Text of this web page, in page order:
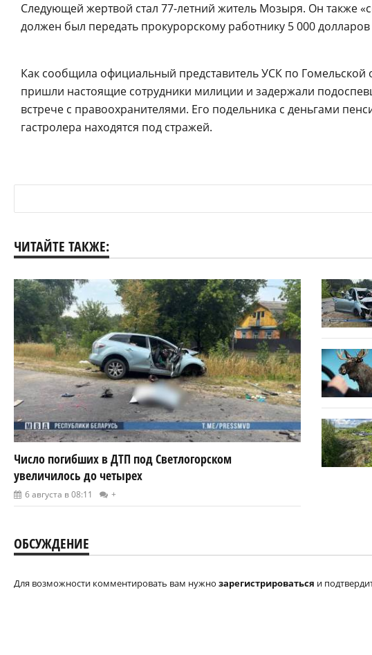
Следующей жертвой стал 77-летний житель Мозыря. Он также
должен был передать прокурорскому работнику 5 000 долларов
Как сообщила официальный представитель УСК по Гомельской
пришли настоящие сотрудники милиции и задержали
встрече с правоохранителями. Его подельника с деньгами
гастролера находятся под стражей.
ЧИТАЙТЕ ТАКЖЕ:
Число погибших в ДТП под Светлогорском
увеличилось до четырех
6 августа в 08:11 +
ОБСУЖДЕНИЕ
Для возможности комментировать вам нужно зарегистрироваться и